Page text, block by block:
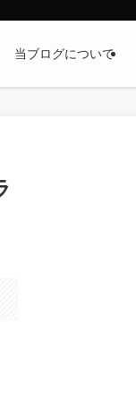
当ブログについて